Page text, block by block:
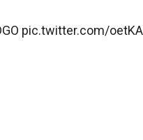
pic.twitter.com/